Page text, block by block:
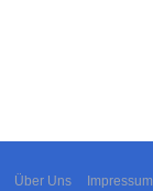
Über Uns Impressum